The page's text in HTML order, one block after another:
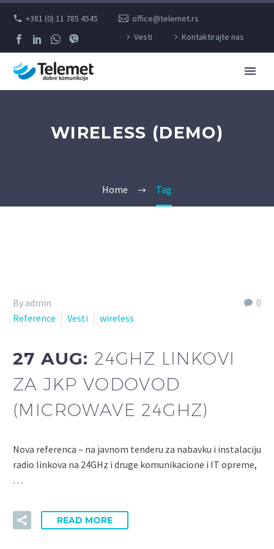
+381 (0) 11 785 4545
office@telemet.rs
Vesti
Kontaktirajte nas
WIRELESS (DEMO)
Home Tag
0
By admin
Reference
Vesti wireless
27 AUG: 24GHZ LINKOVI
ZA JKP VODOVOD
(MICROWAVE 24GHZ)
Nova referenca – na javnom tenderu za nabavku i instalaciju
radio linkova na 24GHz i druge komunikacione i IT opreme,
…
READ MORE